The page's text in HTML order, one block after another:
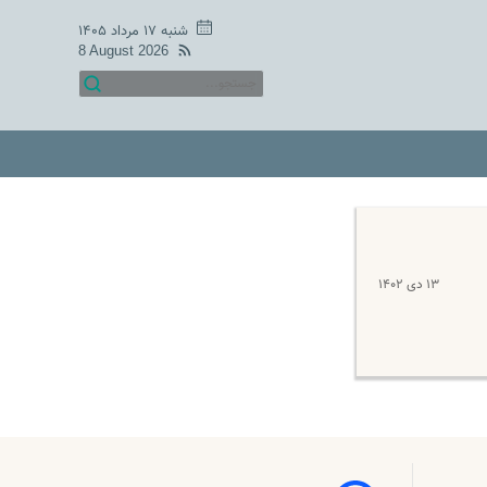
شنبه ۱۷ مرداد ۱۴۰۵
8 August 2026
۱۳ دی ۱۴۰۲